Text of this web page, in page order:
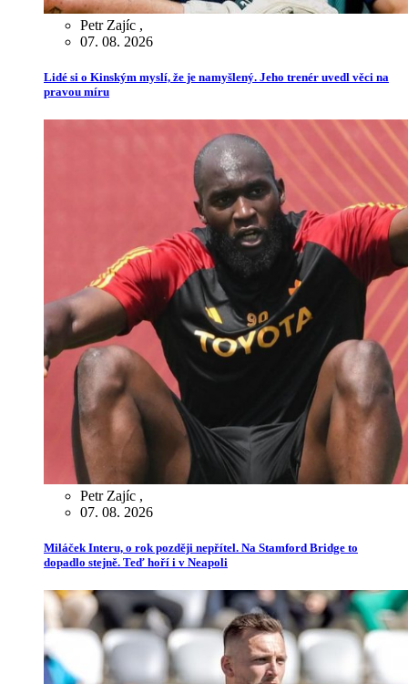
Petr Zajíc ,
07. 08. 2026
Lidé si o Kinským myslí, že je namyšlený. Jeho trenér uvedl věci na
pravou míru
Petr Zajíc ,
07. 08. 2026
Miláček Interu, o rok později nepřítel. Na Stamford Bridge to
dopadlo stejně. Teď hoří i v Neapoli